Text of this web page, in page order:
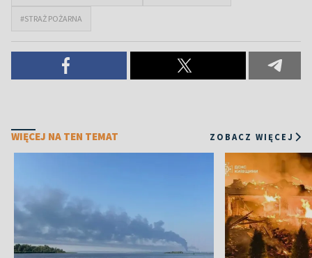
#STRAŻ POŻARNA
WIĘCEJ NA TEN TEMAT ZOBACZ WIĘCEJ